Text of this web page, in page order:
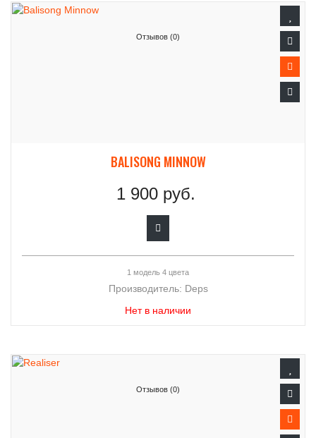
Отзывов (0)
BALISONG MINNOW
1 900 руб.
1 модель 4 цвета
Производитель: Deps
Нет в наличии
Отзывов (0)